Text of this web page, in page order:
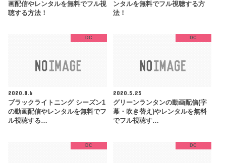
画配信やレンタルを無料でフル視
聴する方法！
ンタルを無料でフル視聴する方
法！
DC
2020.8.6
ブラックライトニング シーズン1
の動画配信やレンタルを無料でフ
ル視聴する…
DC
2020.5.25
グリーンランタンの動画配信(字
幕・吹き替え)やレンタルを無料
でフル視聴す…
DC DC